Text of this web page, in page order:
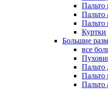
Пальто
Пальто
Пальто
Куртки
Большие
все
Пальто
Пальто
Пальто